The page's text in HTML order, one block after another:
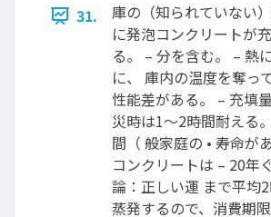
31.
庫の（知られていない
に発泡コンクリートが
る。 – 分を含む。 – 熱
に、 庫内の温度を奪っ
性能差がある。 – 充填
災時は1～2時間耐える
間（ 般家庭の • 寿命が
コンクリートは – 20年
論：正しい運 まで平均
蒸発するので、消費期